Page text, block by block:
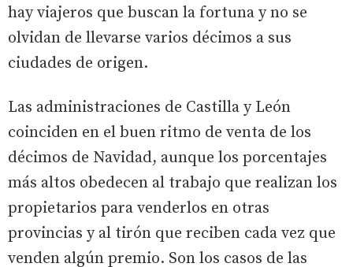
hay viajeros que buscan la fortuna y no se
olvidan de llevarse varios décimos a sus
ciudades de origen.
Las administraciones de Castilla y León
coinciden en el buen ritmo de venta de los
décimos de Navidad, aunque los porcentajes
más altos obedecen al trabajo que realizan los
propietarios para venderlos en otras
provincias y al tirón que reciben cada vez que
venden algún premio. Son los casos de las